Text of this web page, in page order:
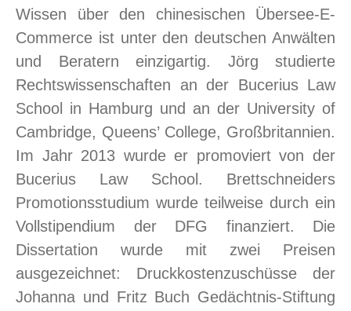
Wissen über den chinesischen Übersee-E-
Commerce ist unter den deutschen Anwälten
und Beratern einzigartig. Jörg studierte
Rechtswissenschaften an der Bucerius Law
School in Hamburg und an der University of
Cambridge, Queens’ College, Großbritannien.
Im Jahr 2013 wurde er promoviert von der
Bucerius Law School. Brettschneiders
Promotionsstudium wurde teilweise durch ein
Vollstipendium der DFG finanziert. Die
Dissertation wurde mit zwei Preisen
ausgezeichnet: Druckkostenzuschüsse der
Johanna und Fritz Buch Gedächtnis-Stiftung